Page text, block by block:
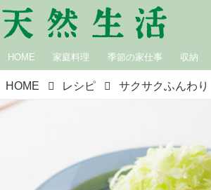
HOME 家庭料理 季節の家仕事 収納
HOME レシピ